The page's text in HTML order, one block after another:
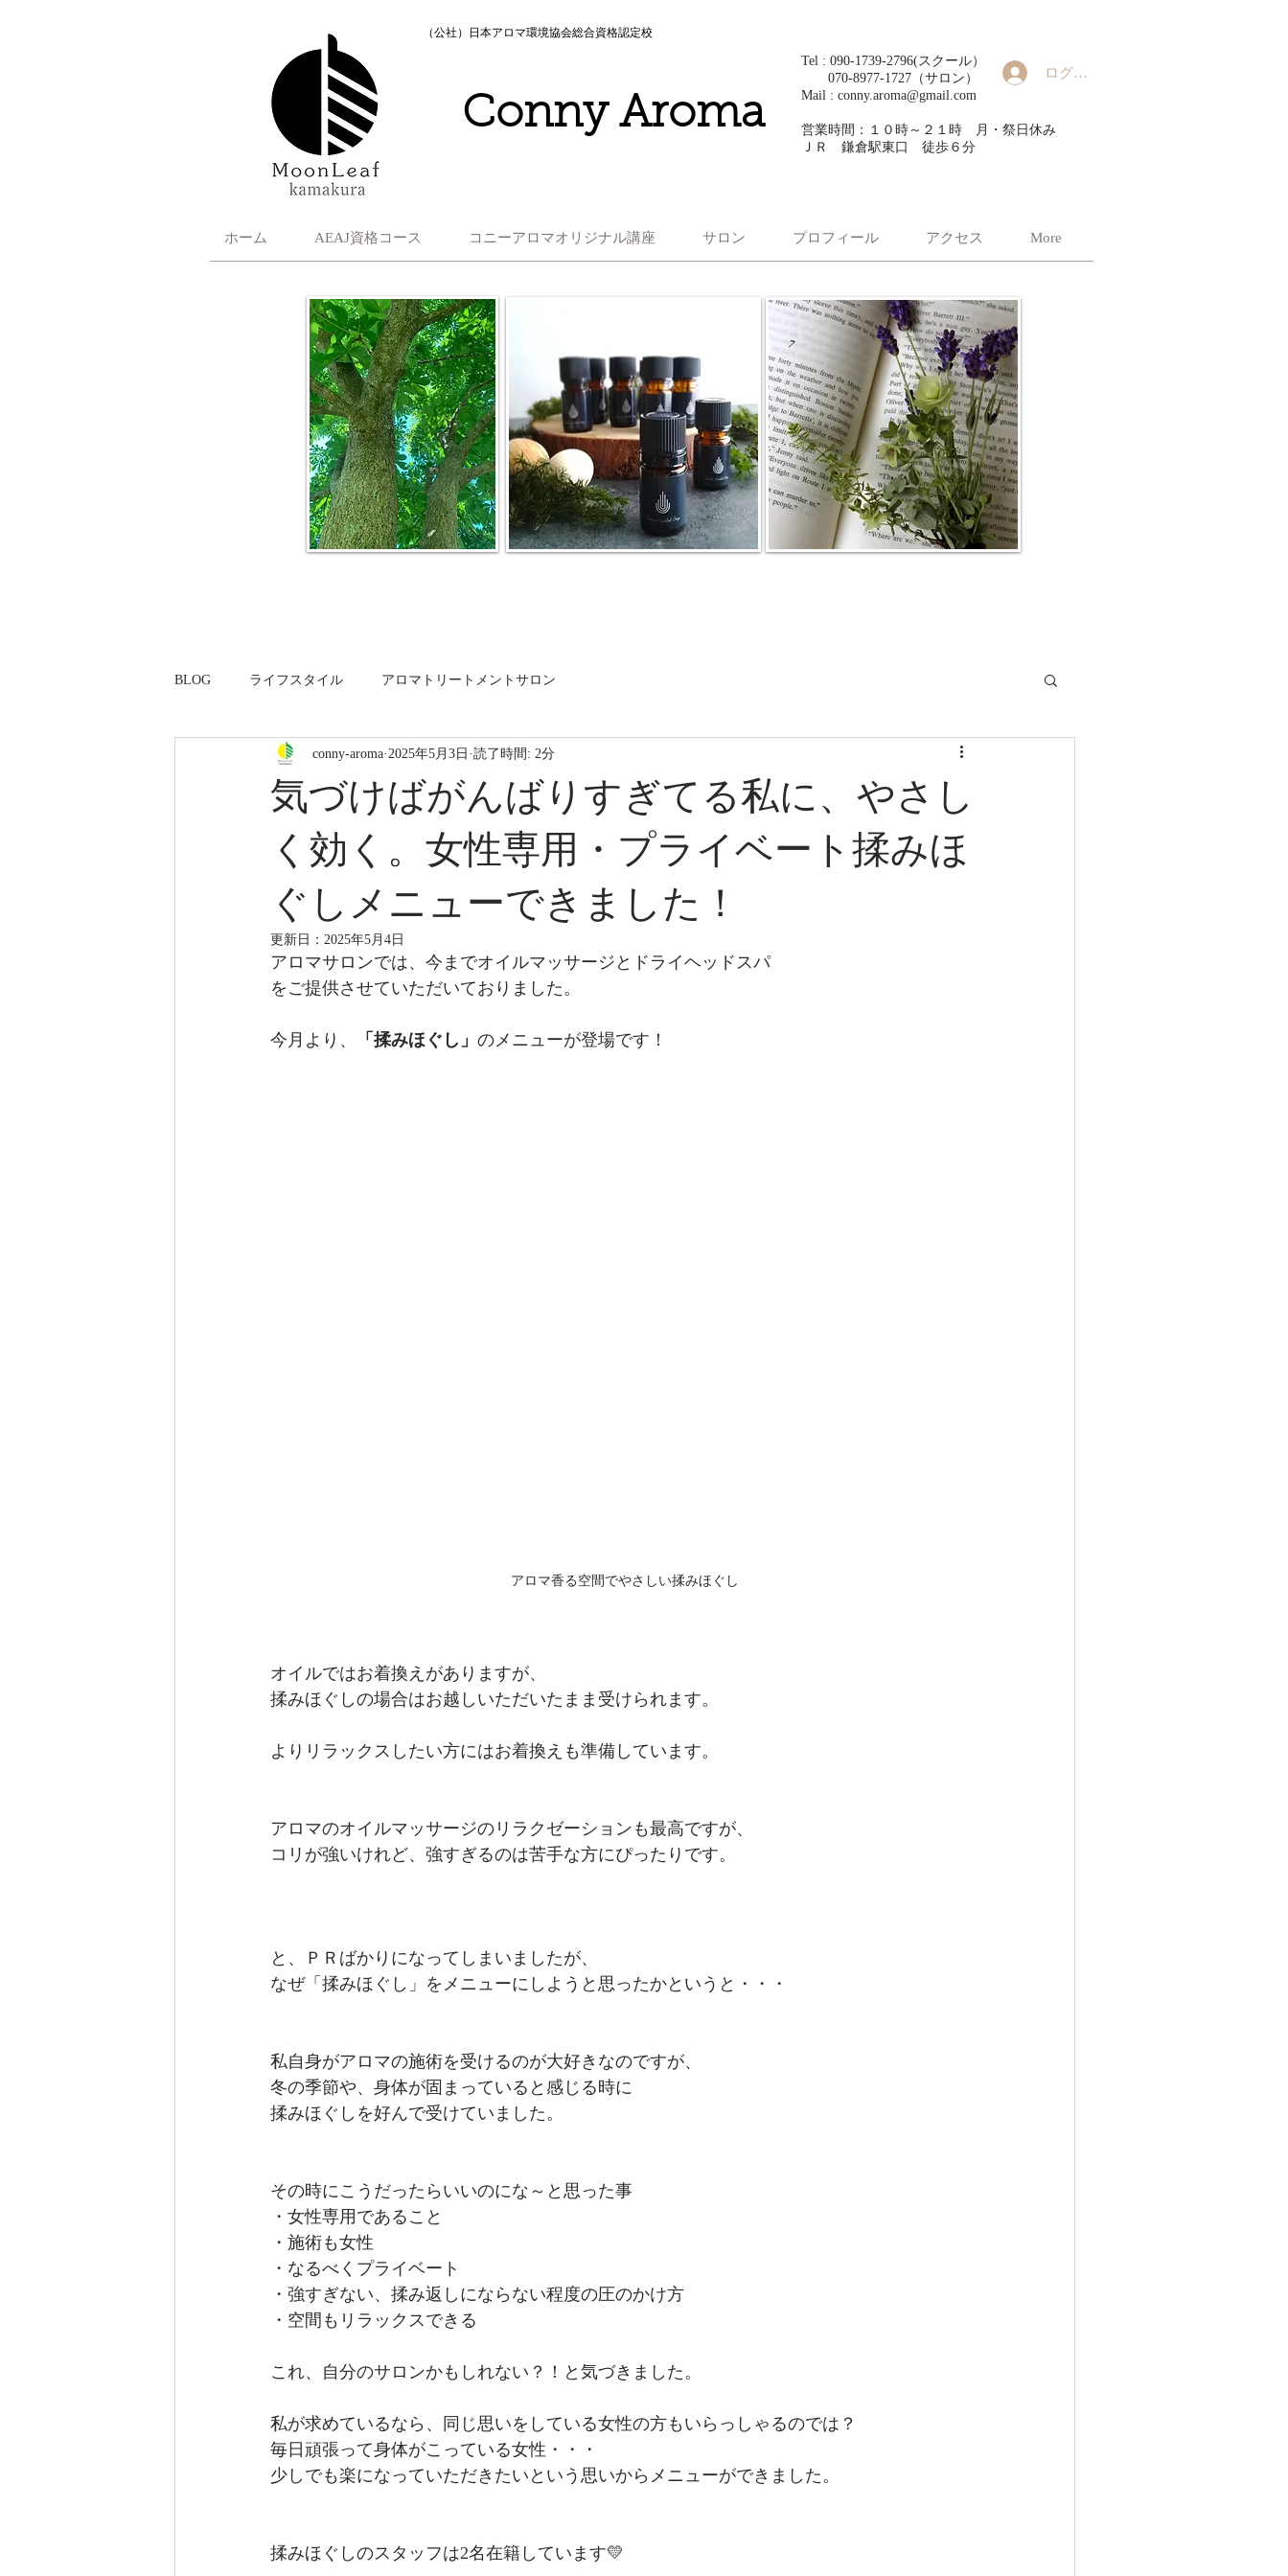
（公社）日本アロマ環境協会総合資格認定校
Conny Aroma
Tel : 090-1739-2796(スクール）
​ 070-8977-1727（サロン）
Mail : conny.aroma@gmail.com
営業時間：１０時～２１時 ​月・祭日休み
ＪＲ 鎌倉駅東口 徒歩６分
ログイン
ホーム AEAJ資格コース コニーアロマオリジナル講座 サロン プロフィール アクセス More
BLOG ライフスタイル アロマトリートメントサロン
気づけばがんばりすぎてる私に、やさし
く効く。女性専用・プライベート揉みほ
ぐしメニューできました！
conny-aroma 2025年5月3日 読了時間: 2分
更新日： 2025年5月4日
アロマサロンでは、今までオイルマッサージとドライヘッドスパ
をご提供させていただいておりました。
今月より、 「揉みほぐし」 のメニューが登場です！
アロマ香る空間でやさしい揉みほぐし
オイルではお着換えがありますが、
揉みほぐしの場合はお越しいただいたまま受けられます。
よりリラックスしたい方にはお着換えも準備しています。
アロマのオイルマッサージのリラクゼーションも最高ですが、
コリが強いけれど、強すぎるのは苦手な方にぴったりです。
と、ＰＲばかりになってしまいましたが、
なぜ「揉みほぐし」をメニューにしようと思ったかというと・・・
私自身がアロマの施術を受けるのが大好きなのですが、
冬の季節や、身体が固まっていると感じる時に
揉みほぐしを好んで受けていました。
その時にこうだったらいいのにな～と思った事
・女性専用であること
・施術も女性
・なるべくプライベート
・強すぎない、揉み返しにならない程度の圧のかけ方
・空間もリラックスできる
これ、自分のサロンかもしれない？！と気づきました。
私が求めているなら、同じ思いをしている女性の方もいらっしゃるのでは？
毎日頑張って身体がこっている女性・・・
少しでも楽になっていただきたいという思いからメニューができました。
揉みほぐしのスタッフは2名在籍しています💛